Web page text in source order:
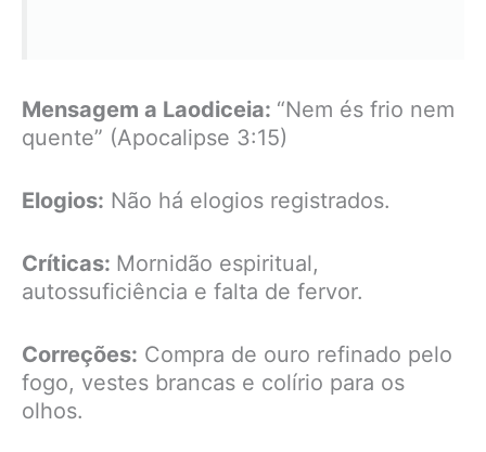
Mensagem a Laodiceia: “Nem és frio nem
quente” (Apocalipse 3:15)
Elogios: Não há elogios registrados.
Críticas: Mornidão espiritual,
autossuficiência e falta de fervor.
Correções: Compra de ouro refinado pelo
fogo, vestes brancas e colírio para os
olhos.